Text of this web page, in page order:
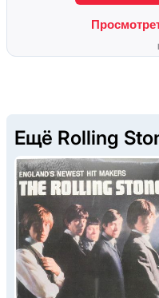
Ещё Rolling